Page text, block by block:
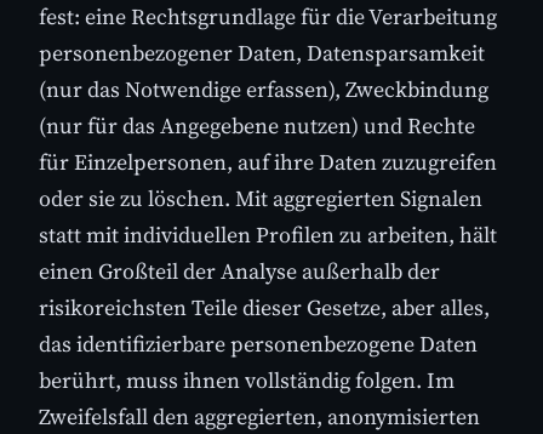
fest: eine Rechtsgrundlage für die Verarbeitung
personenbezogener Daten, Datensparsamkeit
(nur das Notwendige erfassen), Zweckbindung
(nur für das Angegebene nutzen) und Rechte
für Einzelpersonen, auf ihre Daten zuzugreifen
oder sie zu löschen. Mit aggregierten Signalen
statt mit individuellen Profilen zu arbeiten, hält
einen Großteil der Analyse außerhalb der
risikoreichsten Teile dieser Gesetze, aber alles,
das identifizierbare personenbezogene Daten
berührt, muss ihnen vollständig folgen. Im
Zweifelsfall den aggregierten, anonymisierten